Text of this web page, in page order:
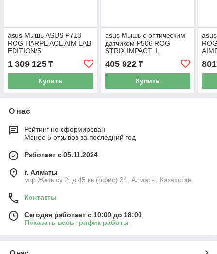
asus Мышь ASUS P713
ROG HARPE ACE AIM LAB
EDITION/5
BUTTONS,36000DPI
1 309 125 ₸
Купить
asus Мышь с оптическим
датчиком P506 ROG
STRIX IMPACT II,
90MP01E0-B0UA00
405 922₸
Купить
О нас
Рейтинг не сформирован
Менее 5 отзывов за последний год
Работает с 05.11.2024
г. Алматы
мкр Жетысу 2, д.45 кв (офис) 34, Алматы, Казахстан
Контакты
Сегодня работает с 10:00 до 18:00
Показать весь график работы